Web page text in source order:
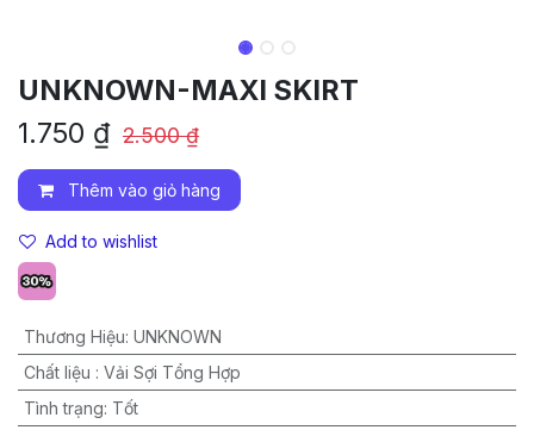
UNKNOWN-MAXI SKIRT
1.750 ₫ 2.500₫
Thêm vào giỏ hàng
Add to wishlist
Thương Hiệu: UNKNOWN
Chất liệu : Vải Sợi Tổng Hợp
Tình trạng: Tốt